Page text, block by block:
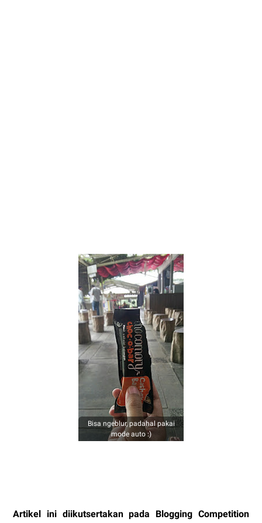
Bisa ngeblur, padahal pakai
mode auto :)
Artikel ini diikutsertakan pada Blogging Competition